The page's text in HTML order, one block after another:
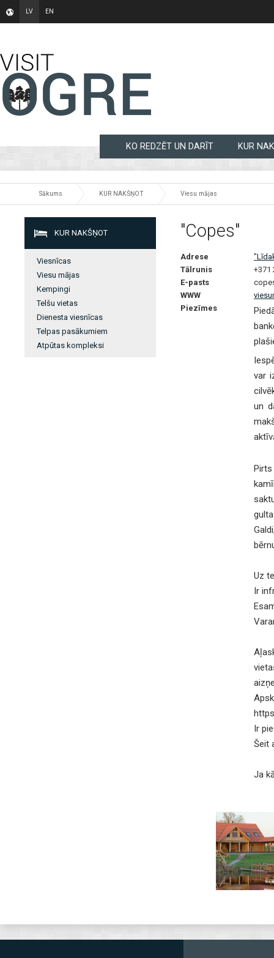
LV EN
KO REDZĒT UN DARĪT KUR
Sākums KUR NAKŠŅOT Viesu mājas
KUR NAKŠŅOT
Viesnīcas
Viesu mājas
Kempingi
Telšu vietas
Dienesta viesnīcas
Telpas pasākumiem
Atpūtas kompleksi
"Copes"
Adrese
Tālrunis
+371
E-pasts
WWW
Piezīmes
var
un
Uz
Ir
Ir
Šeit
Ja